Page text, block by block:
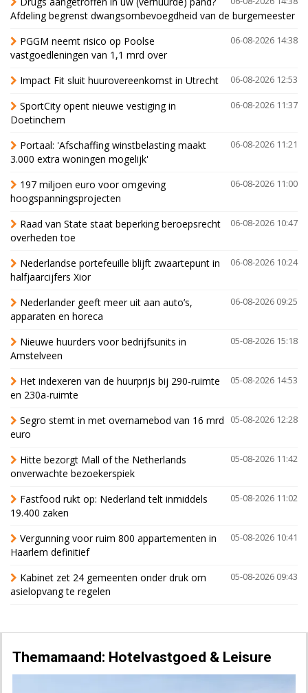
Afdeling begrenst dwangsombevoegdheid van de burgemeester
06-08-2026 14:38
PGGM neemt risico op Poolse
vastgoedleningen van 1,1 mrd over
06-08-2026 12:53
Impact Fit sluit huurovereenkomst in Utrecht
06-08-2026 11:37
SportCity opent nieuwe vestiging in
Doetinchem
06-08-2026 11:21
Portaal: 'Afschaffing winstbelasting maakt
3.000 extra woningen mogelijk'
06-08-2026 11:00
197 miljoen euro voor omgeving
hoogspanningsprojecten
06-08-2026 10:47
Raad van State staat beperking beroepsrecht
overheden toe
06-08-2026 10:24
Nederlandse portefeuille blijft zwaartepunt in
halfjaarcijfers Xior
06-08-2026 09:25
Nederlander geeft meer uit aan auto’s,
apparaten en horeca
05-08-2026 15:18
Nieuwe huurders voor bedrijfsunits in
Amstelveen
05-08-2026 14:53
Het indexeren van de huurprijs bij 290-ruimte
en 230a-ruimte
05-08-2026 12:28
Segro stemt in met overnamebod van 16 mrd
euro
05-08-2026 11:42
Hitte bezorgt Mall of the Netherlands
onverwachte bezoekerspiek
05-08-2026 11:02
Fastfood rukt op: Nederland telt inmiddels
19.400 zaken
05-08-2026 10:41
Vergunning voor ruim 800 appartementen in
Haarlem definitief
05-08-2026 09:43
Kabinet zet 24 gemeenten onder druk om
asielopvang te regelen
Themamaand: Hotelvastgoed & Leisure